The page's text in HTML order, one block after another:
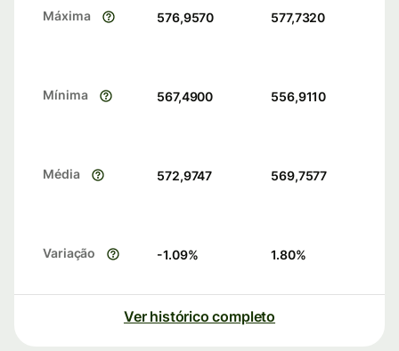
Máxima 576,9570 577,7320
Mínima 567,4900 556,9110
Média 572,9747 569,7577
Variação -1.09% 1.80%
Ver histórico completo